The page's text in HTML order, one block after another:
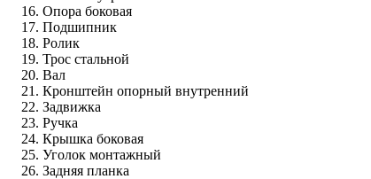
Опора боковая
Подшипник
Ролик
Трос стальной
Вал
Кронштейн опорный внутренний
Задвижка
Ручка
Крышка боковая
Уголок монтажный
Задняя планка